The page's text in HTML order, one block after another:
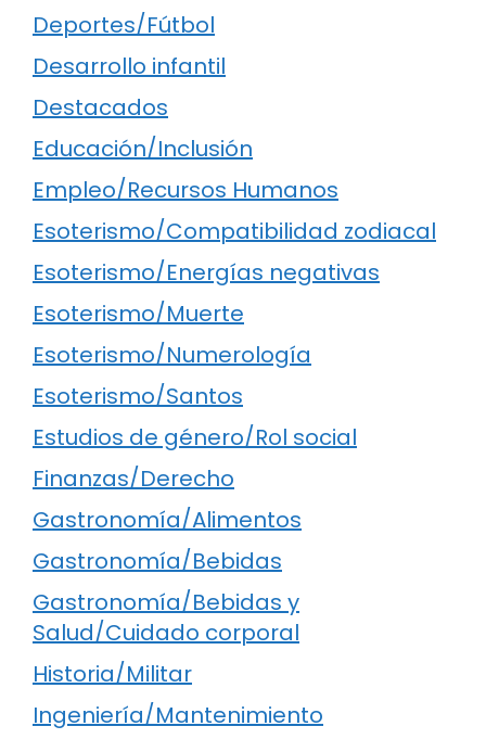
Deportes/Fútbol
Desarrollo infantil
Destacados
Educación/Inclusión
Empleo/Recursos Humanos
Esoterismo/Compatibilidad zodiacal
Esoterismo/Energías negativas
Esoterismo/Muerte
Esoterismo/Numerología
Esoterismo/Santos
Estudios de género/Rol social
Finanzas/Derecho
Gastronomía/Alimentos
Gastronomía/Bebidas
Gastronomía/Bebidas y
Salud/Cuidado corporal
Historia/Militar
Ingeniería/Mantenimiento